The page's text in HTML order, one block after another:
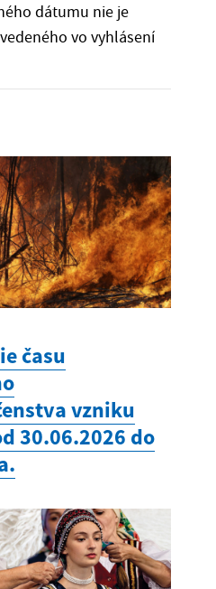
dátumu nie je
vo vyhlásení
času
vzniku
30.06.2026 do